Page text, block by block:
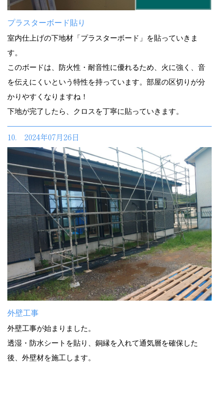
プラスターボード貼り
室内仕上げの下地材「プラスターボード」を貼っていきま
す。
このボードは、防火性・耐音性に優れるため、火に強く、音
を伝えにくいという特性を持っています。部屋の区切りが分
かりやすくなりますね！
下地が完了したら、クロスを丁寧に貼っていきます。
10. 2024年07月26日
外壁工事
外壁工事が始まりました。
透湿・防水シートを貼り、銅縁を入れて通気層を確保した
後、外壁材を施工します。